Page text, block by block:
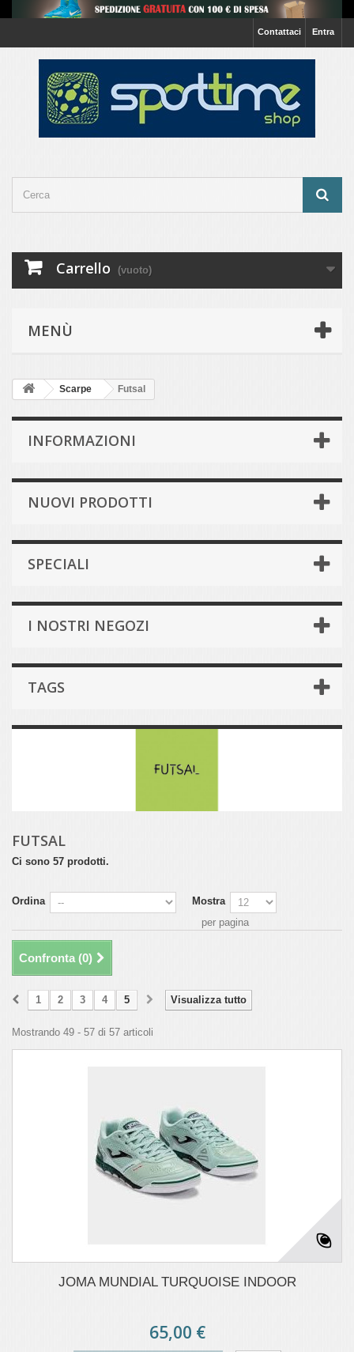
Entra
Contattaci
Carrello (vuoto)
MENÙ
Scarpe Futsal
INFORMAZIONI
NUOVI PRODOTTI
SPECIALI
I NOSTRI NEGOZI
TAGS
FUTSAL
Ci sono 57 prodotti.
Ordina
Mostra
per pagina
Confronta (0)
Visualizza tutto
1 2 3 4 5
Mostrando 49 - 57 di 57 articoli
JOMA MUNDIAL TURQUOISE INDOOR
65,00 €